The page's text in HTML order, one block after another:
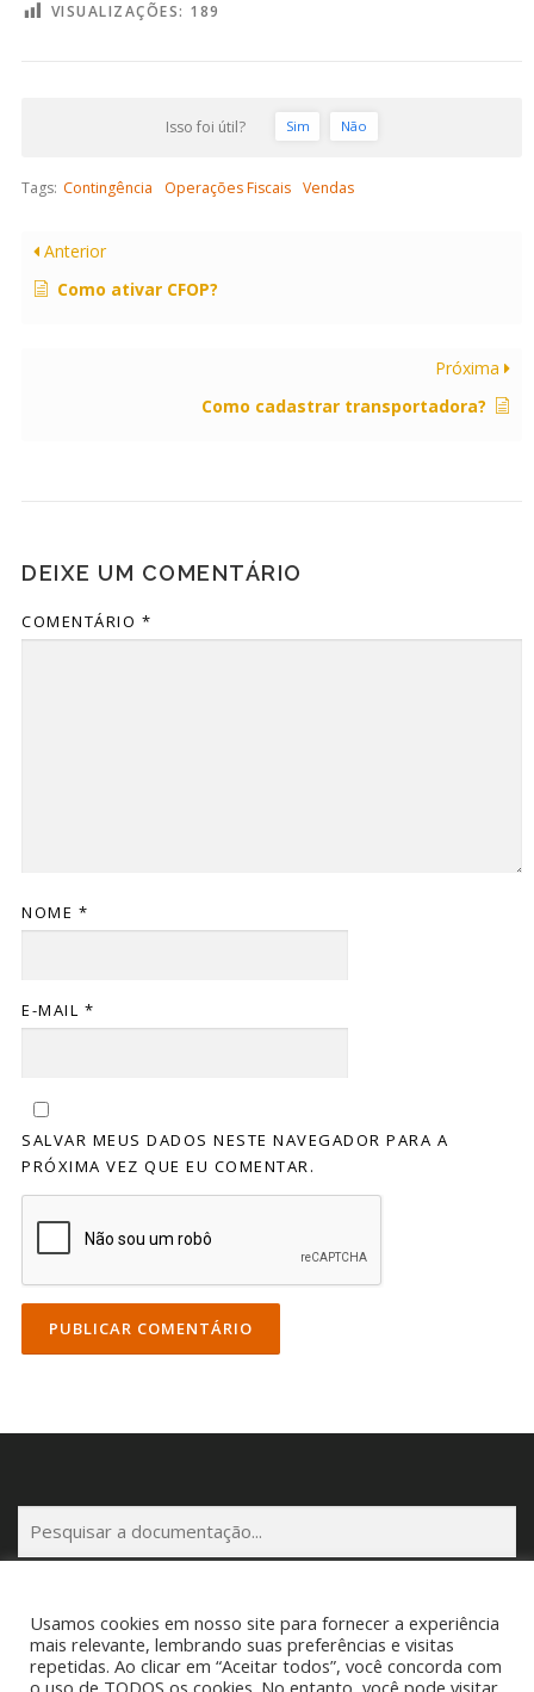
VISUALIZAÇÕES: 189
Isso foi útil? Sim Não
Tags: Contingência Operações Fiscais Vendas
Anterior
Como ativar CFOP?
Próxima
Como cadastrar transportadora?
DEIXE UM COMENTÁRIO
COMENTÁRIO *
NOME *
E-MAIL *
SALVAR MEUS DADOS NESTE NAVEGADOR PARA A
PRÓXIMA VEZ QUE EU COMENTAR.
Copyright © 2025 Cigam Gestor - Todos os Direitos Reservados
Usamos cookies em nosso site para fornecer a experiência
mais relevante, lembrando suas preferências e visitas
repetidas. Ao clicar em “Aceitar todos”, você concorda com
o uso de TODOS os cookies. No entanto, você pode visitar